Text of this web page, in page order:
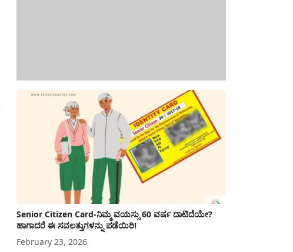
Senior Citizen Card-ನಿಮ್ಮ ವಯಸ್ಸು 60 ವರ್ಷ ದಾಟಿದೆಯೇ?
ಹಾಗಾದರೆ ಈ ಸವಲತ್ತುಗಳನ್ನು ಪಡೆಯಿರಿ!
February 23, 2026